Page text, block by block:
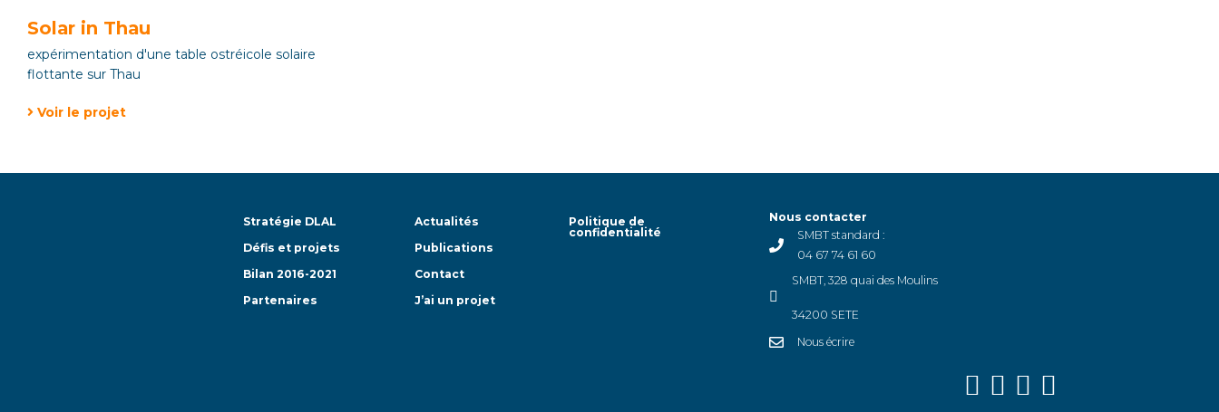
Solar in Thau
expérimentation d'une table ostréicole solaire
flottante sur Thau
Voir le projet
Stratégie DLAL
Défis et projets
Bilan 2016-2021
Partenaires
Actualités
Publications
Contact
J’ai un projet
Politique de
confidentialité
Nous contacter
SMBT standard :
04 67 74 61 60
SMBT, 328 quai des Moulins
34200 SETE
Nous écrire